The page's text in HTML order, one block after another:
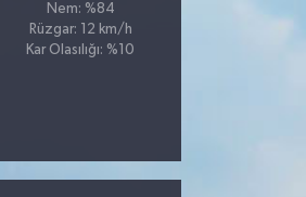
Nem: %84
Rüzgar: 12 km/h
Kar Olasılığı: %10